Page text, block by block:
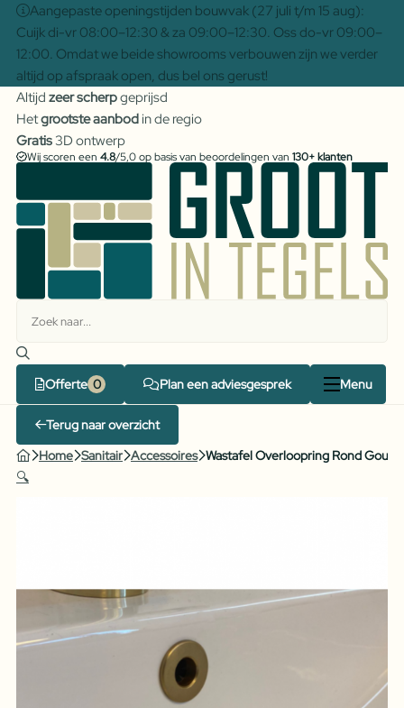
Aangepaste openingstijden bouwvak (27 juli t/m 15 aug):
Cuijk di-vr 08:00–12:30 & za 09:00–12:30. Oss do-vr 09:00–
12:00. Omdat we beide showrooms verbouwen zijn we verder
altijd op afspraak open, dus bel ons gerust!
Altijd zeer scherpgeprijsd
Hetgrootste aanbodin de regio
Gratis3D ontwerp
Wij scoren een 4.8/5,0 op basis van beoordelingen van 130+ klanten
Offerte Plan een adviesgesprek Menu
Terug naar overzicht
Home Sanitair Accessoires Wastafel Overloopring Rond Goud
🔍